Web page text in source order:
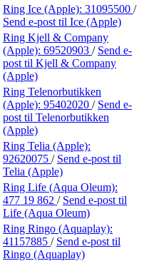
Ring Ice (Apple): 31095500 /
Send e-post til Ice (Apple)
Ring Kjell & Company
(Apple): 69520903 / Send e-
post til Kjell & Company
(Apple)
Ring Telenorbutikken
(Apple): 95402020 / Send e-
post til Telenorbutikken
(Apple)
Ring Telia (Apple):
92620075 / Send e-post til
Telia (Apple)
Ring Life (Aqua Oleum):
477 19 862 / Send e-post til
Life (Aqua Oleum)
Ring Ringo (Aquaplay):
41157885 / Send e-post til
Ringo (Aquaplay)